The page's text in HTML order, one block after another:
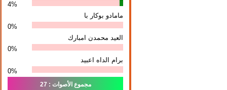
4%
مامادو بوكار با
0%
العيد محمدن امبارك
0%
برام الداه اعبيد
0%
مجموع الأصوات : 27